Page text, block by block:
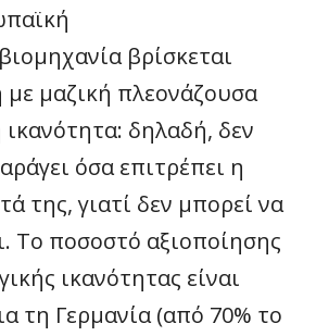
βρίσκεται
μαζική πλεονάζουσα
δηλαδή, δεν
όσα επιτρέπει η
της, γιατί δεν μπορεί να
Το ποσοστό αξιοποίησης
ικανότητας είναι
τη Γερμανία (από 70% το